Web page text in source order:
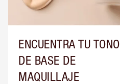
ENCUENTRA TU TONO
DE BASE DE
MAQUILLAJE